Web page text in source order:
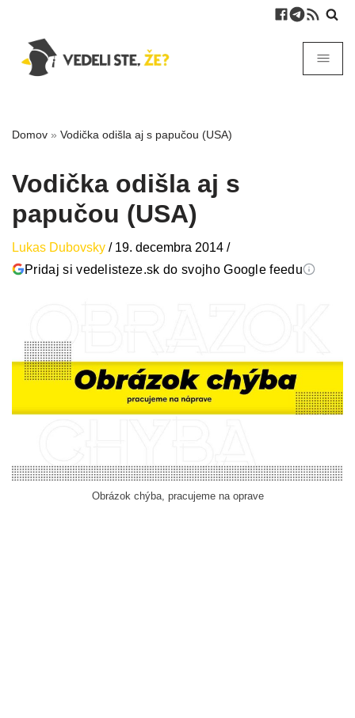
Domov » Vodička odišla aj s papučou (USA)
Vodička odišla aj s
papučou (USA)
Lukas Dubovsky / 19. decembra 2014 /
Pridaj si vedelisteze.sk do svojho Google feedu
Obrázok chýba, pracujeme na oprave